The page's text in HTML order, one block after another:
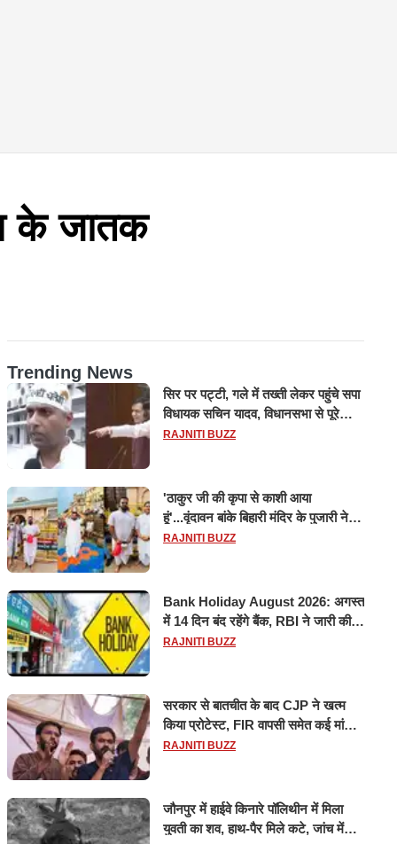
के जातक
Trending News
सिर पर पट्टी, गले में तख्ती लेकर पहुंचे सपा
विधायक सचिन यादव, विधानसभा से पूरे
मानसून सत्र के लिए किया गया निलंबित
RAJNITI BUZZ
'ठाकुर जी की कृपा से काशी आया
हूं'...वृंदावन बांके बिहारी मंदिर के पुजारी ने
किया श्री काशी विश्वनाथ का जलाभिषेक
RAJNITI BUZZ
Bank Holiday August 2026: अगस्त
में 14 दिन बंद रहेंगे बैंक, RBI ने जारी की
छुट्टियों की लिस्ट​​​​​​​
RAJNITI BUZZ
सरकार से बातचीत के बाद CJP ने खत्म
किया प्रोटेस्ट, FIR वापसी समेत कई मांगों
पर बनी सहमति
RAJNITI BUZZ
जौनपुर में हाईवे किनारे पॉलिथीन में मिला
युवती का शव, हाथ-पैर मिले कटे, जांच में